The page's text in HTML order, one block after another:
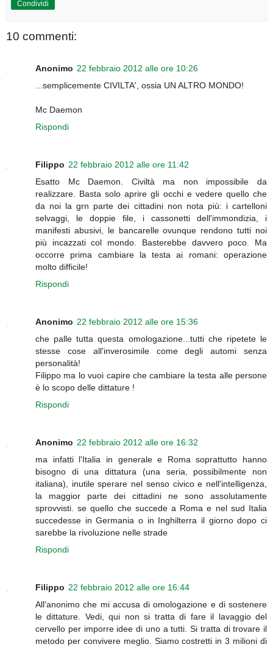
Condividi
10 commenti:
Anonimo 22 febbraio 2012 alle ore 10:26
...semplicemente CIVILTA', ossia UN ALTRO MONDO!
Mc Daemon
Rispondi
Filippo 22 febbraio 2012 alle ore 11:42
Esatto Mc Daemon. Civiltà ma non impossibile da
realizzare. Basta solo aprire gli occhi e vedere quello che
da noi la grn parte dei cittadini non nota più: i cartelloni
selvaggi, le doppie file, i cassonetti dell'immondizia, i
manifesti abusivi, le bancarelle ovunque rendono tutti noi
più incazzati col mondo. Basterebbe davvero poco. Ma
occorre prima cambiare la testa ai romani: operazione
molto difficile!
Rispondi
Anonimo 22 febbraio 2012 alle ore 15:36
che palle tutta questa omologazione...tutti che ripetete le
stesse cose all'inverosimile come degli automi senza
personalità!
Filippo ma lo vuoi capire che cambiare la testa alle persone
è lo scopo delle dittature !
Rispondi
Anonimo 22 febbraio 2012 alle ore 16:32
ma infatti l'Italia in generale e Roma soprattutto hanno
bisogno di una dittatura (una seria, possibilmente non
italiana), inutile sperare nel senso civico e nell'intelligenza,
la maggior parte dei cittadini ne sono assolutamente
sprovvisti. se quello che succede a Roma e nel sud Italia
succedesse in Germania o in Inghilterra il giorno dopo ci
sarebbe la rivoluzione nelle strade
Rispondi
Filippo 22 febbraio 2012 alle ore 16:44
All'anonimo che mi accusa di omologazione e di sostenere
le dittature. Vedi, qui non si tratta di fare il lavaggio del
cervello per imporre idee di uno a tutti. Si tratta di trovare il
metodo per convivere meglio. Siamo costretti in 3 milioni di